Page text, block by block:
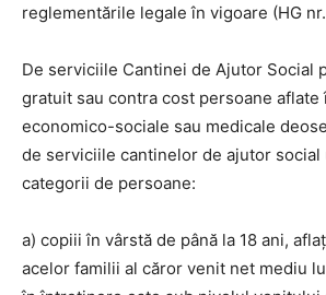
reglementările legale în vigoare (HG
De serviciile Cantinei de Ajutor Social
gratuit sau contra cost persoane aflate
economico-sociale sau medicale
de serviciile cantinelor de ajutor social
categorii de persoane:
a) copiii în vârstă de până la 18 ani,
acelor familii al căror venit net mediu